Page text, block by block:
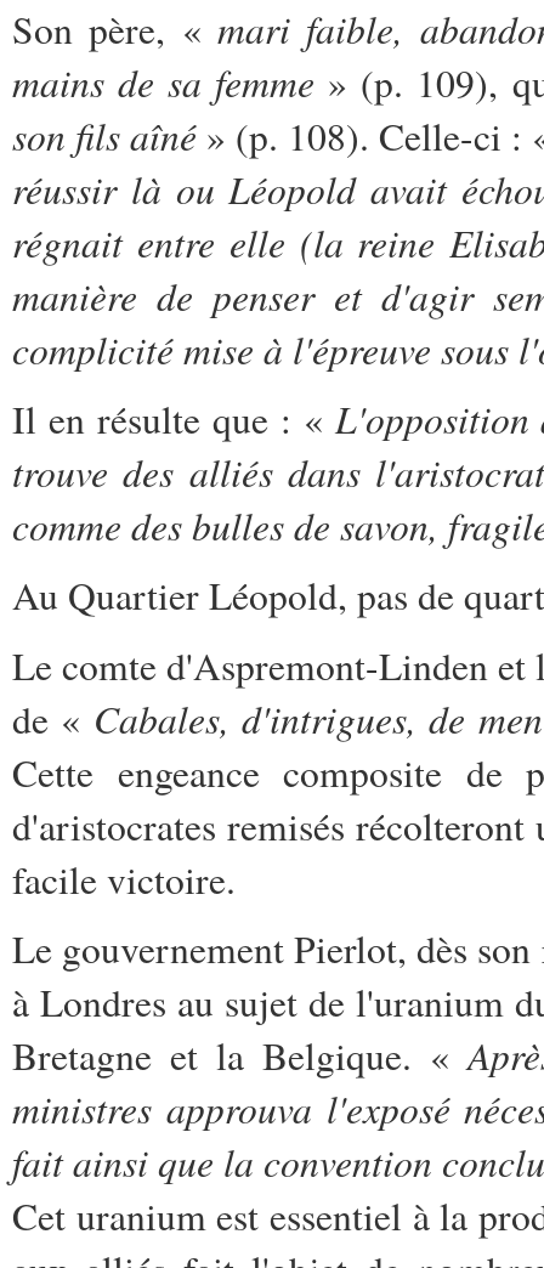
Son père, «mari faible,
mains de sa femme » (p. 109),
son fils aîné » (p. 108). Celle-ci :
réussir là ou Léopold avait
régnait entre elle (la reine
manière de penser et d'agir
complicité mise à l'épreuve sous
Il en résulte que : «L'opposition
trouve des alliés dans
comme des bulles de savon,
Au Quartier Léopold, pas de
Le comte d'Aspremont-Linden et
de « Cabales, d'intrigues, de
Cette engeance composite de
d'aristocrates remisés
facile victoire.
Le gouvernement Pierlot, dès
à Londres au sujet de l'uranium
Bretagne et la Belgique. «
ministres approuva l'exposé
fait ainsi que la convention
Cet uranium est essentiel à la